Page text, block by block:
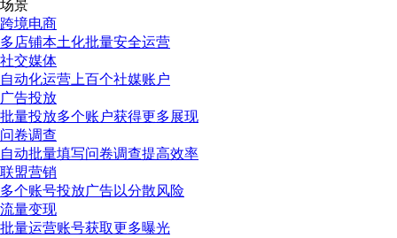
场景
跨境电商
多店铺本土化批量安全运营
社交媒体
自动化运营上百个社媒账户
广告投放
批量投放多个账户获得更多展现
问卷调查
自动批量填写问卷调查提高效率
联盟营销
多个账号投放广告以分散风险
流量变现
批量运营账号获取更多曝光